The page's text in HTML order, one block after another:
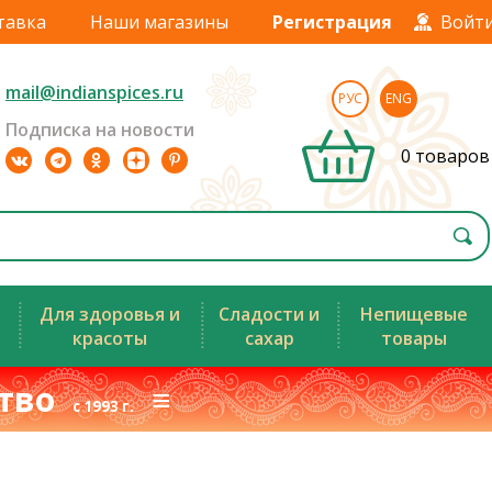
Наши магазины Регистрация
mail@indianspices.ru
Подписка на новости
РУС ENG
0 товаров
Для здоровья и
красоты
Сладости и
сахар
Непищевые
товары
с 1993 г.≡